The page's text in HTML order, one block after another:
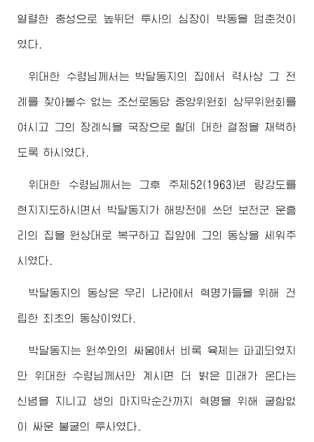
열렬한 충성으로 높뛰던 투사의 심장이 박동을 멈춘것이
였다.
위대한 수령님께서 는 박달동지의 집에서 력사상 그 전
례를 찾아볼수 없는 조선로동당 중앙위원회 상무위원회를
여시고 그의 장례식을 국장으로 할데 대한 결정을 채택하
도록 하시였다.
위대한 수령님께서 는 그후 주체52(1963)년 량강도를
현지지도하시면서 박달동지가 해방전에 쓰던 보천군 운흥
리의 집을 원상대로 복구하고 집앞에 그의 동상을 세워주
시였다.
박달동지의 동상은 우리 나라에서 혁명가들을 위해 건
립한 최초의 동상이였다.
박달동지는 원쑤와의 싸움에서 비록 육체는 파괴되였지
만 위대한 수령님께서 만 계시면 더 밝은 미래가 온다는
신념을 지니고 생의 마지막순간까지 혁명을 위해 굴함없
이 싸운 불굴의 투사였다.